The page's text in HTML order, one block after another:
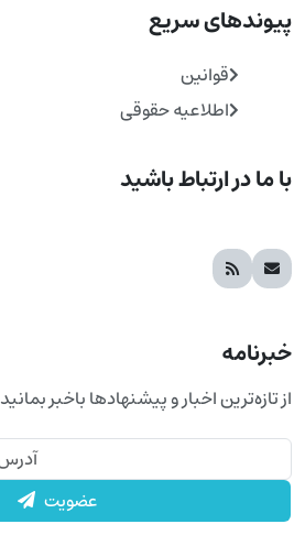
پیوندهای سریع
قوانین
اطلاعیه حقوقی
با ما در ارتباط باشید
خبرنامه
از تازه‌ترین اخبار و پیشنهادها باخبر بمانید
عضویت